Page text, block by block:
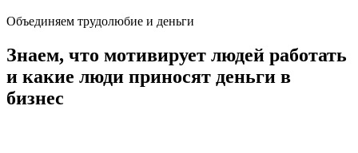
Объединяем трудолюбие и деньги
Знаем, что мотивирует людей работать
и какие люди приносят деньги в
бизнес